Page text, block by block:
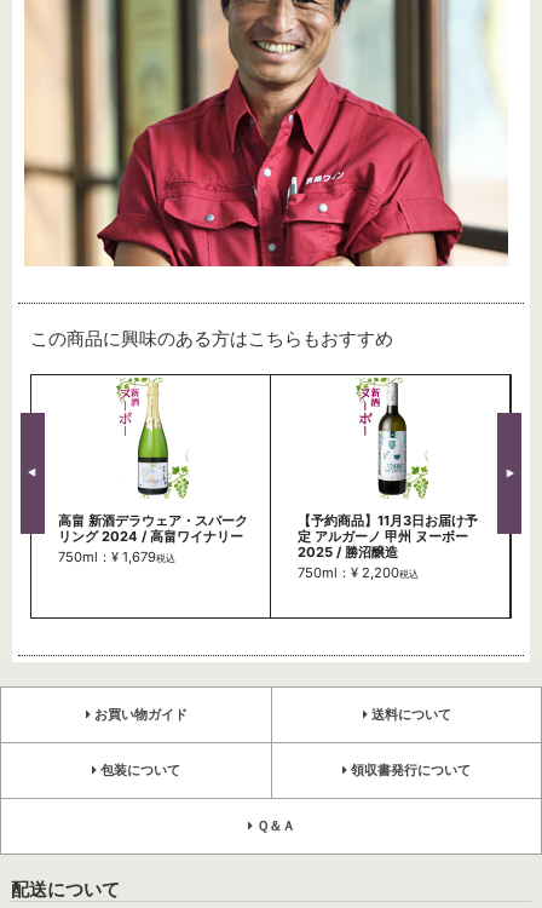
この商品に興味のある方はこちらもおすすめ
高畠 新酒デラウェア・スパーク
リング 2024 / 高畠ワイナリー
750ml：¥ 1,679税込
【予約商品】11月3日お届け予
定 アルガーノ 甲州 ヌーボー
2025 / 勝沼醸造
750ml：¥ 2,200税込
お買い物ガイド 送料について
包装について 領収書発行について
Ｑ＆Ａ
配送について